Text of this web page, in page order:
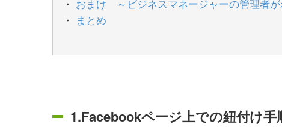
おまけ ～ビジネスマネージャーの管理者が
まとめ
1.Facebookページ上での紐付け手